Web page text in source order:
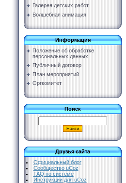
Галерея детских работ
Волшебная анимация
Информация
Положение об обработке
персональных данных
Публичный договор
План мероприятий
Оргкомитет
Поиск
Друзья сайта
Официальный блог
Сообщество uCoz
FAQ по системе
Инструкции для uCoz